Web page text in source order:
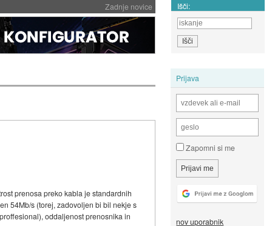
Zadnje novice Išči:
Prijava
Zapomni si me
nov uporabnik
prenosa preko kabla je standardnih
54Mb/s (torej, zadovoljen bi bil nekje s
oddaljenost prenosnika in